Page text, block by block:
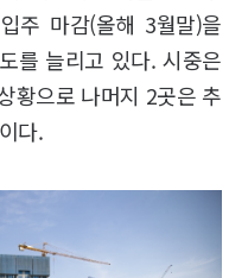
주 마감(올해 3월말)을
를 늘리고 있다. 시중은
황으로 나머지 2곳은 추
다.